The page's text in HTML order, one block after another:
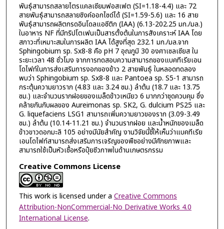
พันธุ์สามารถสลายไตรแคลเซียมฟอสเฟต (SI=1.18-4.4) และ 72
สายพันธุ์สามารถสลายซิงค์ออกไซด์ได้ (SI=1.59-5.6) และ 16 สาย
พันธุ์สามารถผลิตกรดอินโดลแอซีติก (IAA) (6.13-202.25 มก./มล.)
ในอาหาร NF ที่มีทริปโตเฟนเป็นสารตั้งต้นในการสังเคราะห์ IAA โดย
สภาวะที่เหมาะสมในการผลิต IAA ได้สูงที่สุด 232.1 มก./มล.จาก
Sphingobium sp. Sx8-8 คือ pH 7 อุณภูมิ 30 องศาเซลเซียส ใน
ระยะเวลา 48 ชั่วโมง จากการทดสอบความสามารถของแบคทีเรียเอน
โดไฟท์ในการส่งเสริมการงอกของข้าว 2 สายพันธุ์ ในหลอดทดลอง
พบว่า Sphingobium sp. Sx8-8 และ Pantoea sp. S5-1 สามารถ
กระตุ้นความยาวราก (4.83 และ 3.24 ซม.) ลำต้น (18.7 และ 13.75
ซม.) และจำนวนรากฝอยของเมล็ดข้าวเหนียว 6 มากกว่าชุดควบคุม ซึ่ง
คล้ายกันกับผลของ Aureimonas sp. SK2, G. dulcium PS25 และ
G. liquefaciens LSG1 สามารถเพิ่มความยาวของราก (3.09-3.49
ซม.) ลำต้น (10.14-11.21 ซม.) จำนวนรากฝอย และน้ำหนักของเมล็ด
ข้าวขาวดอกมะลิ 105 อย่างมีนัยสำคัญ งานวิจัยนี้ชี้ให้เห็นว่าแบคทีเรีย
เอนโดไฟท์สามารถส่งเสริมการเจริญของพืชอย่างมีศักยภาพและ
สามารถใช้เป็นหัวเชื้อหรือปุ๋ยชีวภาพในด้านเกษตรกรรม
Creative Commons License
This work is licensed under a Creative Commons
Attribution-NonCommercial-No Derivative Works 4.0
International License.